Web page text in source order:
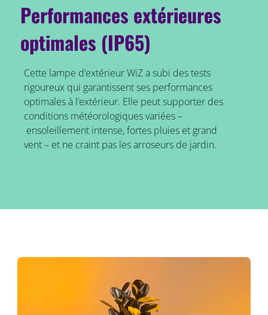
Performances extérieures
optimales (IP65)
Cette lampe d’extérieur WiZ a subi des tests
rigoureux qui garantissent ses performances
optimales à l’extérieur. Elle peut supporter des
conditions météorologiques variées –
ensoleillement intense, fortes pluies et grand
vent – et ne craint pas les arroseurs de jardin.